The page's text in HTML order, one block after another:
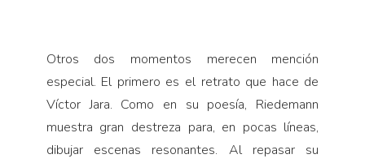
Otros dos momentos merecen mención
especial. El primero es el retrato que hace de
Víctor Jara. Como en su poesía, Riedemann
muestra gran destreza para, en pocas líneas,
dibujar escenas resonantes. Al repasar su